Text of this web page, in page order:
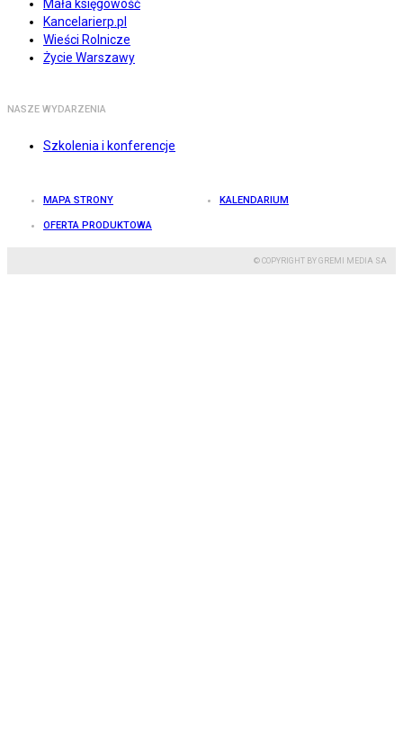
Mała księgowość
Kancelarierp.pl
Wieści Rolnicze
Życie Warszawy
NASZE WYDARZENIA
Szkolenia i konferencje
MAPA STRONY KALENDARIUM
OFERTA PRODUKTOWA
© COPYRIGHT BY GREMI MEDIA SA